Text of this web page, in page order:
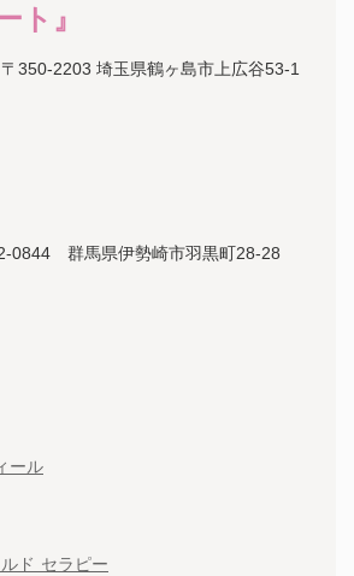
ト』
〒350-2203 埼玉県鶴ヶ島市上広谷53-1
0844 群馬県伊勢崎市羽黒町28-28
ール
ド セラピー